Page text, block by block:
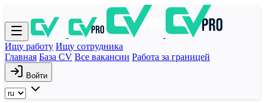
Ищу работу Ищу сотрудника
Главная База CV Все вакансии Работа за границей
Войти